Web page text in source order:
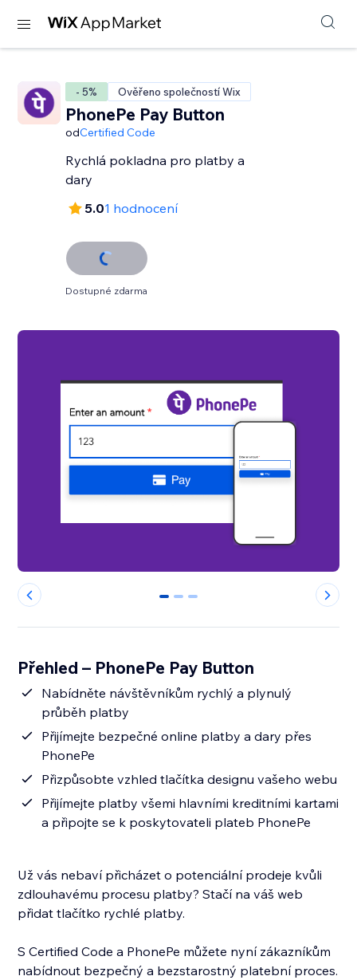
- 5% Ověřeno společností Wix
PhonePe Pay Button
odCertified Code
Rychlá pokladna pro platby a
dary
5.01 hodnocení
Dostupné zdarma
0 1 2
Přehled – PhonePe Pay Button
Nabídněte návštěvníkům rychlý a plynulý
průběh platby
Přijímejte bezpečné online platby a dary přes
PhonePe
Přizpůsobte vzhled tlačítka designu vašeho webu
Přijímejte platby všemi hlavními kreditními kartami
a připojte se k poskytovateli plateb PhonePe
Už vás nebaví přicházet o potenciální prodeje kvůli
zdlouhavému procesu platby? Stačí na váš web
přidat tlačítko rychlé platby.
S Certified Code a PhonePe můžete nyní zákazníkům
nabídnout bezpečný a bezstarostný platební proces.